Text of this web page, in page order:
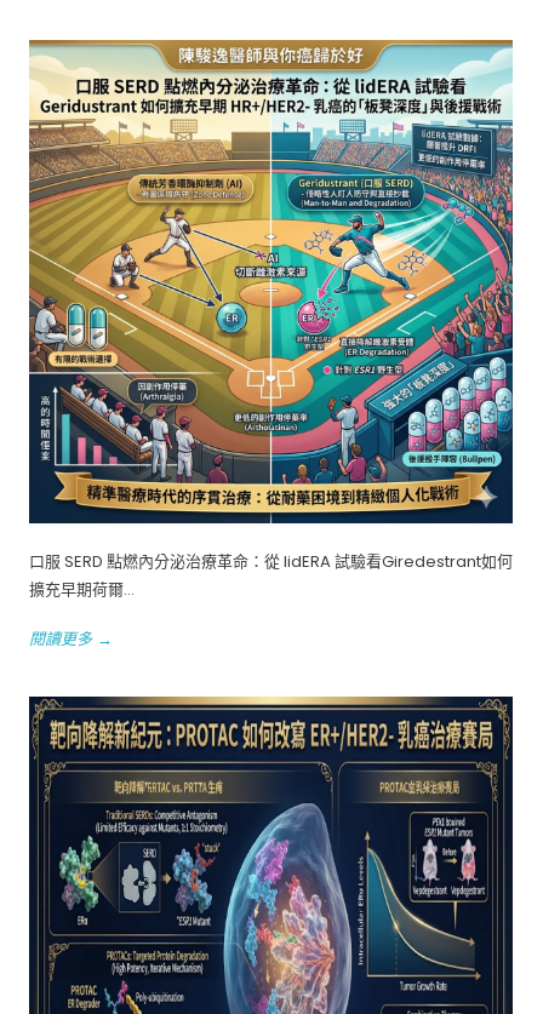
口服 SERD 點燃內分泌治療革命：從 lidERA 試驗看Giredestrant如何
擴充早期荷爾...
閱讀更多 →